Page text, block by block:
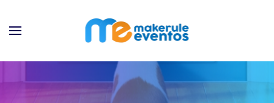
Ir al contenido principal